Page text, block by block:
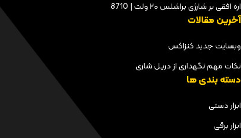
اره افقی بر شارژی براشلس ۲۰ ولت | 8710
آخرین مقالات
وبسایت جدید کنزاکس
نکات مهم نگهداری از دریل شاری
دسته بندی ها
ابزار دستی
ابزار برقی